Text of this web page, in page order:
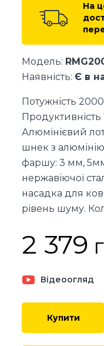
На
Модель:
Наявність: Є в
Потужність
Алюмінієвий
шнек з
фаршу: 3 мм,
нержавіючої
насадка для
рівень шуму.
2 379
Відеоогляд
Купити